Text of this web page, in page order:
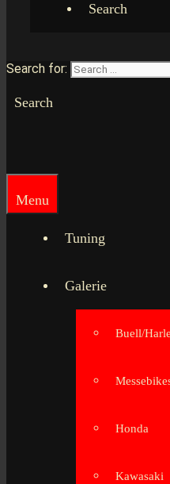
Search
Search for:
Search
Menu
Tuning
Galerie
Buell/
Honda
Kawasaki